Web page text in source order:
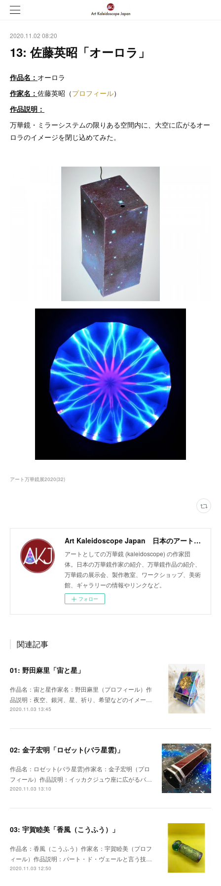
2020.11.02 08:20
13: 佐藤英昭「オーロラ」
作品名： オーロラ
作家名： 佐藤英昭（プロフィール）
作品説明：
万華鏡・ミラーシステムの限りある空間内に、大空に広がるオー
ロラのイメージを閉じ込めてみた。
アート万華鏡展2020(32)
Art Kaleidoscope Japan 日本のアート万華鏡の作家団体
アートとしての万華鏡 (kaleidoscope) の作家団
体。日本の万華鏡作家の紹介、万華鏡作品の紹介、
万華鏡の展示会、製作教室、ワークショップ、美術
館、ギャラリーの情報やリンクなど。
フォロー
関連記事
01: 野田麻里「宙と星」
作品名：宙と星作家名：野田麻里（プロフィール）作
品説明：夜空、銀河、星、祈り、希望などのイメー…
2020.11.03 13:45
02: 金子宏明「ロゼット(バラ星雲)」
作品名：ロゼット(バラ星雲)作家名：金子宏明（プロ
フィール）作品説明：イッカクジュウ座に広がるバ…
2020.11.03 13:10
03: 宇賀睦美「香風（こうふう）」
作品名：香風（こうふう）作家名：宇賀睦美（プロフ
ィール）作品説明：パート・ド・ヴェールと言う技…
2020.11.03 12:50